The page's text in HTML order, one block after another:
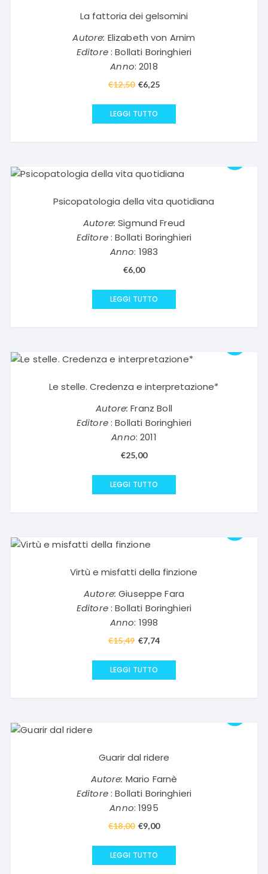
La fattoria dei gelsomini
Autore: Elizabeth von Arnim
Editore: Bollati Boringhieri
Anno: 2018
€12,50 Il
originale
€6,25Il
LEGGI TUTTO
Psicopatologia della vita quotidiana
Autore: Sigmund Freud
Editore: Bollati Boringhieri
Anno: 1983
€6,00
LEGGI TUTTO
Le stelle. Credenza e interpretazione*
Autore: Franz Boll
Editore: Bollati Boringhieri
Anno: 2011
€25,00
LEGGI TUTTO
Virtù e misfatti della finzione
Autore: Giuseppe Fara
Editore: Bollati Boringhieri
Anno: 1998
€15,49 Il
originale
€7,74Il
LEGGI TUTTO
Guarir dal ridere
Autore: Mario Farnè
Editore: Bollati Boringhieri
Anno: 1995
€18,00 Il
originale
€9,00Il
LEGGI TUTTO